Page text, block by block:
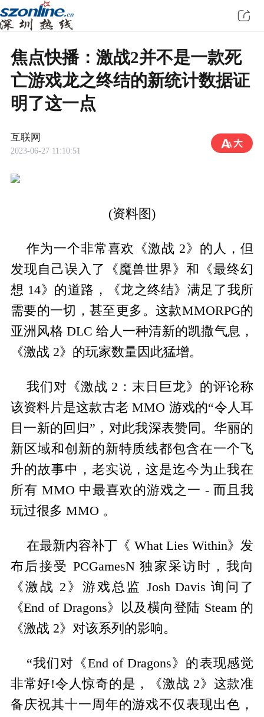
焦点快播：激战2并不是一款死
亡游戏龙之终结的新统计数据证
明了这一点
互联网
2023-06-27 11:10:51
(资料图)
作为一个非常喜欢《激战 2》的人，但
发现自己误入了《魔兽世界》和《最终幻
想 14》的道路，《龙之终结》满足了我所
需要的一切，甚至更多。这款MMORPG的
亚洲风格 DLC 给人一种清新的凯撒气息，
《激战 2》的玩家数量因此猛增。
我们对《激战 2：末日巨龙》的评论称
该资料片是这款古老 MMO 游戏的“令人耳
目一新的回归”，对此我深表赞同。华丽的
新区域和创新的新特质线都包含在一个飞
升的故事中，老实说，这是迄今为止我在
所有 MMO 中最喜欢的游戏之一 - 而且我
玩过很多 MMO 。
在最新内容补丁《 What Lies Within》发
布后接受 PCGamesN 独家采访时，我向
《激战 2》游戏总监 Josh Davis 询问了
《End of Dragons》以及横向登陆 Steam 的
《激战 2》对该系列的影响。
“我们对《End of Dragons》的表现感觉
非常好!令人惊奇的是，《激战 2》这款准
备庆祝其十一周年的游戏不仅表现出色，